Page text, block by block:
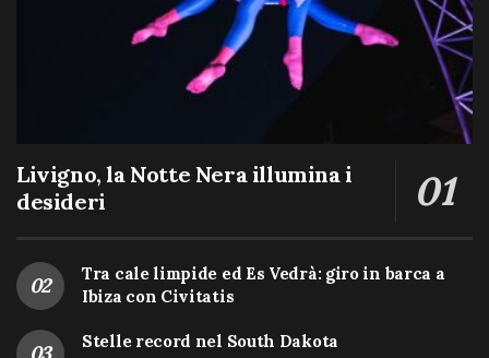
Livigno, la Notte Nera illumina i
desideri
Tra cale limpide ed Es Vedrà: giro in barca a
Ibiza con Civitatis
Stelle record nel South Dakota